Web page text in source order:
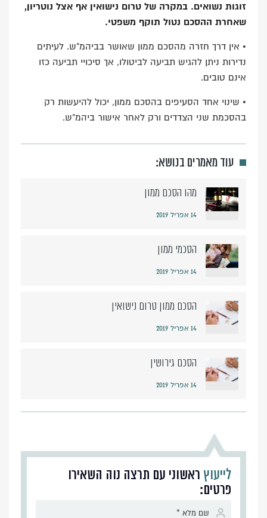
זוגות נשואים. במקרה של טרום נישואין אף אצל נוטריון,
שאחרת ההסכם נטול תוקף משפטי.
• אין דרך חזרה מהסכם ממון שאושר בביהמ"ש. לעיתים
נדירות ניתן להגיש תביעה לביטולו, אך סיכויי תביעה כזו
אינם טובים.
• שינוי אחד הסעיפים בהסכם ממון, יכול להיעשות רק
בהסכמת שני הצדדים ורק לאחר אישור ביהמ"ש.
עוד מאמרים בנושא:
מהו הסכם ממון
14 אפריל 2019
הסכמי ממון
14 אפריל 2019
הסכם ממון טרום נישואין
14 אפריל 2019
הסכם גירושין
14 אפריל 2019
לייעוץ ראשוני עם תרצה נוה השאירו
פרטים: